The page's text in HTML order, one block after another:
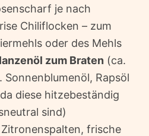
je nach
Chiliflocken – zum
oder des Mehls
zum Braten (ca.
Rapsöl
diese hitzebeständig
sind)
Zitronenspalten, frische